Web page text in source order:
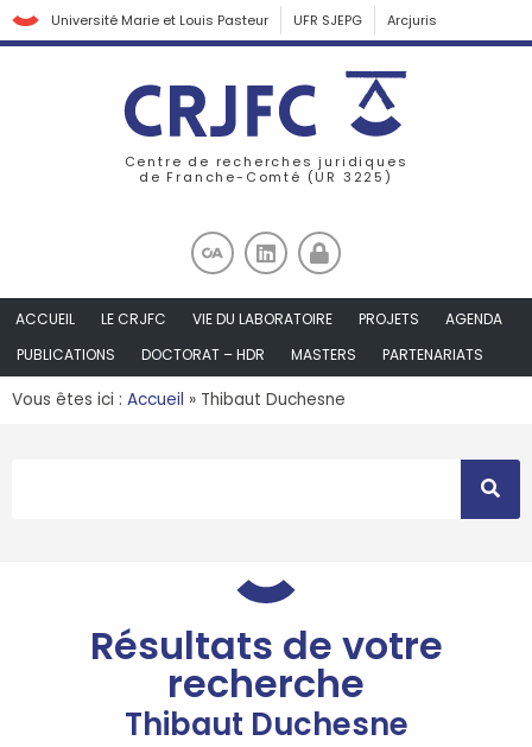
Université Marie et Louis Pasteur UFR SJEPG Arcjuris
Centre de recherches juridiques
de Franche-Comté (UR 3225)
ACCUEIL LE CRJFC VIE DU LABORATOIRE PROJETS
AGENDA
PUBLICATIONS
DOCTORAT – HDR MASTERS PARTENARIATS
Vous êtes ici : Accueil » Thibaut Duchesne
Résultats de votre
recherche
Thibaut Duchesne